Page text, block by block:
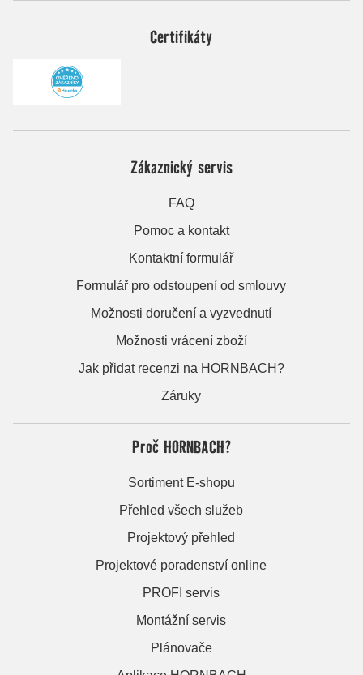
Certifikáty
Zákaznický servis
FAQ
Pomoc a kontakt
Kontaktní formulář
Formulář pro odstoupení od smlouvy
Možnosti doručení a vyzvednutí
Možnosti vrácení zboží
Jak přidat recenzi na HORNBACH?
Záruky
Proč HORNBACH?
Sortiment E-shopu
Přehled všech služeb
Projektový přehled
Projektové poradenství online
PROFI servis
Montážní servis
Plánovače